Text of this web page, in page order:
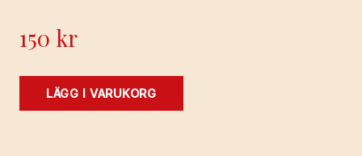
150 kr
Bottniska
LÄGG I VARUKORG